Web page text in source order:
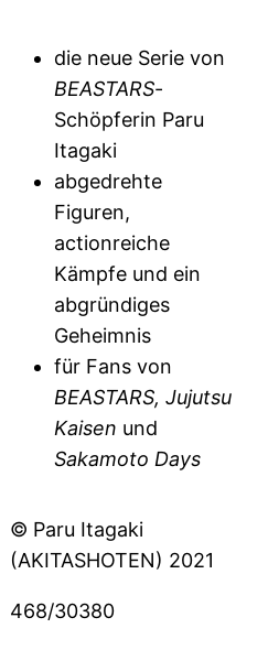
die neue Serie von
BEASTARS-
Schöpferin Paru
Itagaki
abgedrehte
Figuren,
actionreiche
Kämpfe und ein
abgründiges
Geheimnis
für Fans von
BEASTARS, Jujutsu
Kaisen und
Sakamoto Days
© Paru Itagaki
(AKITASHOTEN) 2021
468/30380